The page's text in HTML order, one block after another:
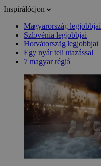
Inspirálódjon
Magyarország legjobbjai
Szlovénia legjobbjai
Horvátország legjobbjai
Egy nyár teli utazással
7 magyar régió